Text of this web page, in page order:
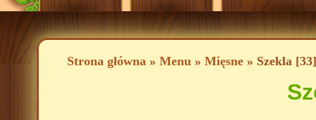
Strona główna » Menu » Mięsne » Szekla [33]